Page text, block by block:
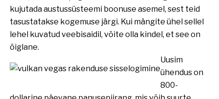
kujutada austussüsteemi boonuse asemel, sest teid
tasustatakse kogemuse järgi. Kui mängite ühel sellel
lehel kuvatud veebisaidil, võite olla kindel, et see on
õiglane.
Uusim
ühendus on
800-